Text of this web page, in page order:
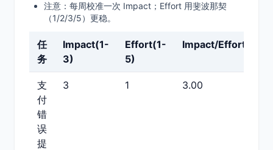
注意：每周校准一次 Impact；Effort 用斐波那契
（1/2/3/5）更稳。
任
务
Impact(1-
3)
Effort(1-
5)
Impact/Effort
支
付
错
误
提
3 1 3.00